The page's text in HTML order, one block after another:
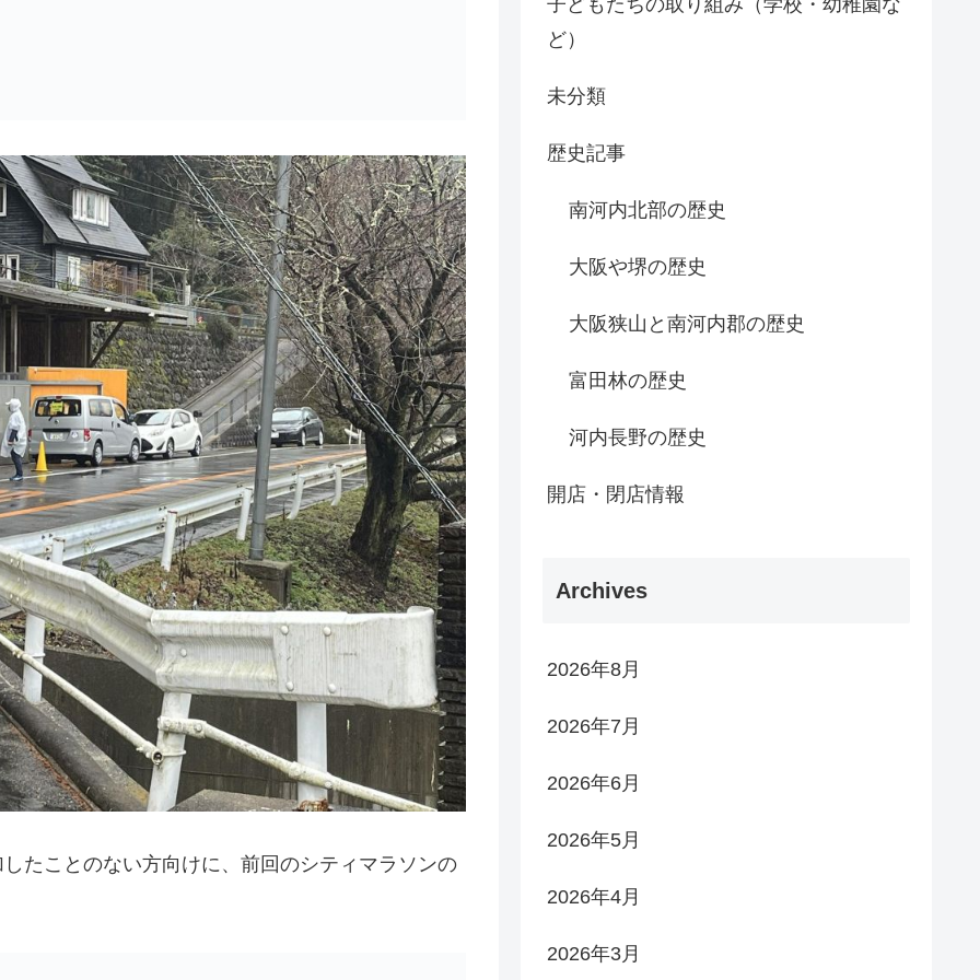
たことのない方向けに、前回のシティマラソンの
ど）
未分類
歴史記事
南河内北部の歴史
大阪や堺の歴史
大阪狭山と南河内郡の歴史
富田林の歴史
河内長野の歴史
開店・閉店情報
Archives
2026年8月
2026年7月
2026年6月
2026年5月
2026年4月
2026年3月